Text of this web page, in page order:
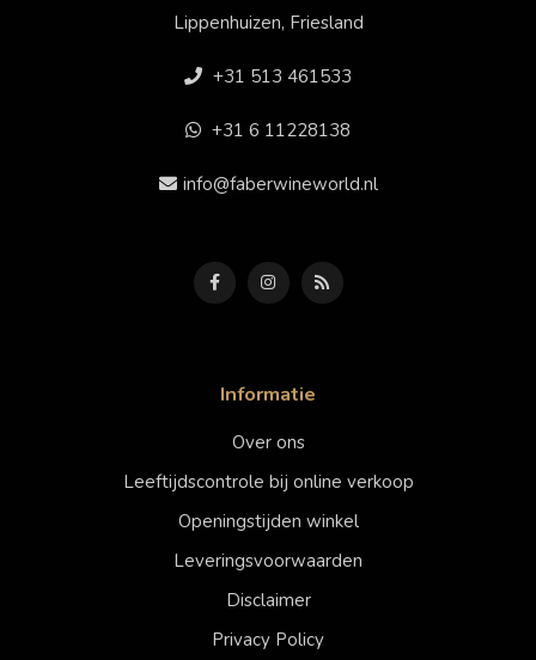
Lippenhuizen, Friesland
+31 513 461533
+31 6 11228138
info@faberwineworld.nl
Informatie
Over ons
Leeftijdscontrole bij online verkoop
Openingstijden winkel
Leveringsvoorwaarden
Disclaimer
Privacy Policy